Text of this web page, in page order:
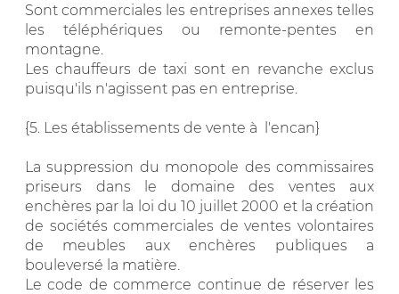
Sont commerciales les entreprises annexes telles
les téléphériques ou remonte-pentes en
montagne.
Les chauffeurs de taxi sont en revanche exclus
puisqu'ils n'agissent pas en entreprise.
{5. Les établissements de vente à l'encan}
La suppression du monopole des commissaires
priseurs dans le domaine des ventes aux
enchères par la loi du 10 juillet 2000 et la création
de sociétés commerciales de ventes volontaires
de meubles aux enchères publiques a
bouleversé la matière.
Le code de commerce continue de réserver les